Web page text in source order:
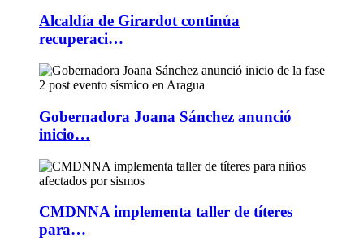
Alcaldía de Girardot continúa
recuperaci…
Gobernadora Joana Sánchez anunció
inicio…
CMDNNA implementa taller de títeres
para…